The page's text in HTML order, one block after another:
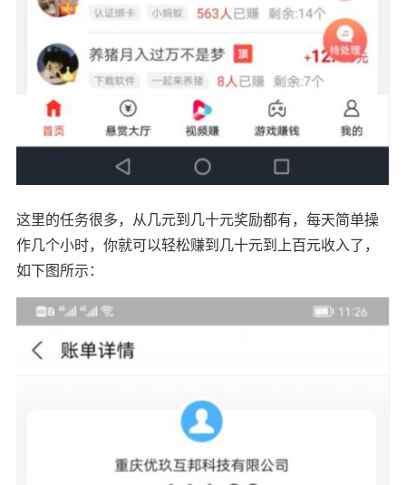
这里的任务很多，从几元到几十元奖励都有，每天简单操
作几个小时，你就可以轻松赚到几十元到上百元收入了，
如下图所示：